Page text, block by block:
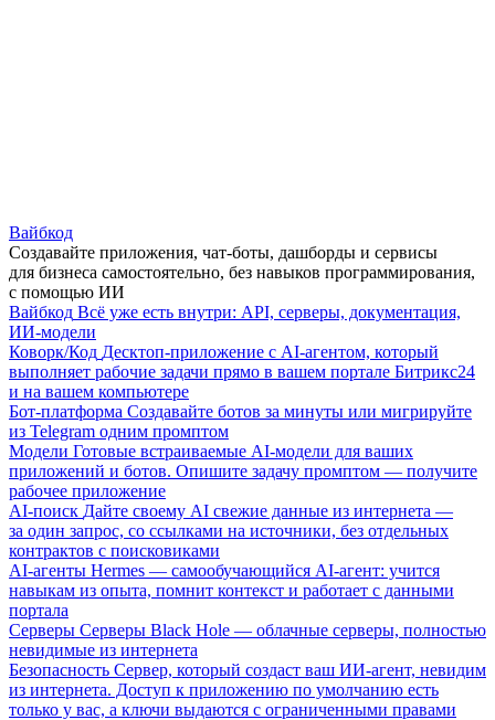
Вайбкод
Создавайте приложения, чат-боты, дашборды и сервисы
для бизнеса самостоятельно, без навыков программирования,
с помощью ИИ
Вайбкод Всё уже есть внутри: API, серверы, документация,
ИИ-модели
Коворк/Код Десктоп-приложение с AI-агентом, который
выполняет рабочие задачи прямо в вашем портале Битрикс24
и на вашем компьютере
Бот-платформа Создавайте ботов за минуты или мигрируйте
из Telegram одним промптом
Модели Готовые встраиваемые AI-модели для ваших
приложений и ботов. Опишите задачу промптом — получите
рабочее приложение
AI-поиск Дайте своему AI свежие данные из интернета —
за один запрос, со ссылками на источники, без отдельных
контрактов с поисковиками
AI-агенты Hermes — самообучающийся AI-агент: учится
навыкам из опыта, помнит контекст и работает с данными
портала
Серверы Серверы Black Hole — облачные серверы, полностью
невидимые из интернета
Безопасность Сервер, который создаст ваш ИИ-агент, невидим
из интернета. Доступ к приложению по умолчанию есть
только у вас, а ключи выдаются с ограниченными правами